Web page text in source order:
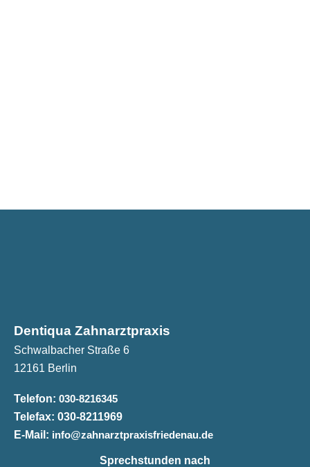
Dentiqua Zahnarztpraxis
Schwalbacher Straße 6
12161 Berlin
Telefon: 030-8216345
Telefax: 030-8211969
E-Mail: info@zahnarztpraxisfriedenau.de
Sprechstunden nach